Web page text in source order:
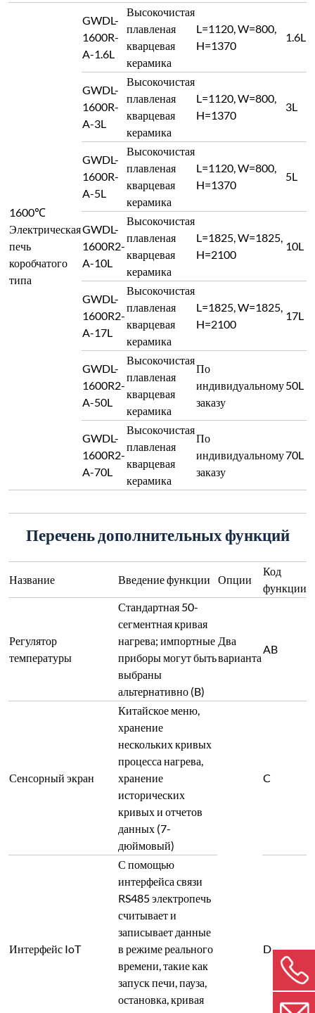
1600℃
Электрическая
печь
коробчатого
типа
GWDL-
1600R-
A-1.6L
Высокочистая
плавленая
кварцевая
керамика
L=1120, W=800,
H=1370
1.6L
GWDL-
1600R-
A-3L
Высокочистая
плавленая
кварцевая
керамика
L=1120, W=800,
H=1370
3L
GWDL-
1600R-
A-5L
Высокочистая
плавленая
кварцевая
керамика
L=1120, W=800,
H=1370
5L
GWDL-
1600R2-
A-10L
Высокочистая
плавленая
кварцевая
керамика
L=1825, W=1825,
H=2100
10L
GWDL-
1600R2-
A-17L
Высокочистая
плавленая
кварцевая
керамика
L=1825, W=1825,
H=2100
17L
GWDL-
1600R2-
A-50L
Высокочистая
плавленая
кварцевая
керамика
По
индивидуальному
заказу
50L
GWDL-
1600R2-
A-70L
Высокочистая
плавленая
кварцевая
керамика
По
индивидуальному
заказу
70L
Перечень дополнительных функций
Название Введение функции Опции
Код
функции
Регулятор
температуры
Стандартная 50-
сегментная кривая
нагрева; импортные
приборы могут быть
выбраны
альтернативно (B)
Два
варианта
AB
Сенсорный экран
Китайское меню,
хранение
нескольких кривых
процесса нагрева,
хранение
исторических
кривых и отчетов
данных (7-
дюймовый)
C
Интерфейс IoT
С помощью
интерфейса связи
RS485 электропечь
считывает и
записывает данные
в режиме реального
времени, такие как
запуск печи, пауза,
остановка, кривая
D